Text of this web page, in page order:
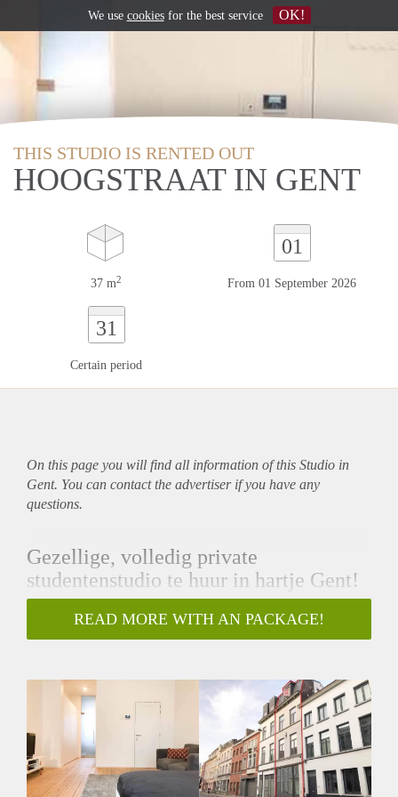
THIS STUDIO IS RENTED OUT
HOOGSTRAAT IN GENT
37 m2
01
From 01 September 2026
31
Certain period
On this page you will find all information of this Studio in
Gent. You can contact the advertiser if you have any
questions.
Gezellige, volledig private
studentenstudio te huur in hartje Gent!
rust kunt studeren, koken en ontspannen? Deze instapklare,
Ideale ligging voor studenten
De studio ligt in de historische binnenstad, met verschillende
grote onderwijsinstellingen om de hoek:
KU Leuven Faculteit Architectuur & LUCA
School of Arts (Campus Sint-Lucas):Liggen
READ MORE WITH AN PACKAGE!
We use cookiesfor the best service OK!